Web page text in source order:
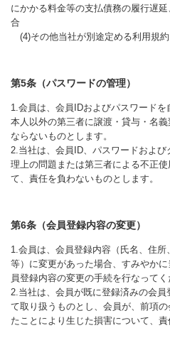
にかかる料金等の支払債務の履行遅
合
(4)その他当社が別途定める利用規
第5条（パスワードの管理）
1.会員は、会員IDおよびパスワード
本人以外の第三者に譲渡・貸与・名
ならないものとします。
2.当社は、会員ID、パスワードおよ
理上の問題または第三者による不正
て、責任を負わないものとします。
第6条（会員登録内容の変更）
1.会員は、会員登録内容（氏名、住
等）に変更があった場合、すみやか
員登録内容の変更の手続を行なってく
2.当社は、会員が既に登録済みの会
て取り扱うものとし、会員が、前項
たことにより生じた損害について、責